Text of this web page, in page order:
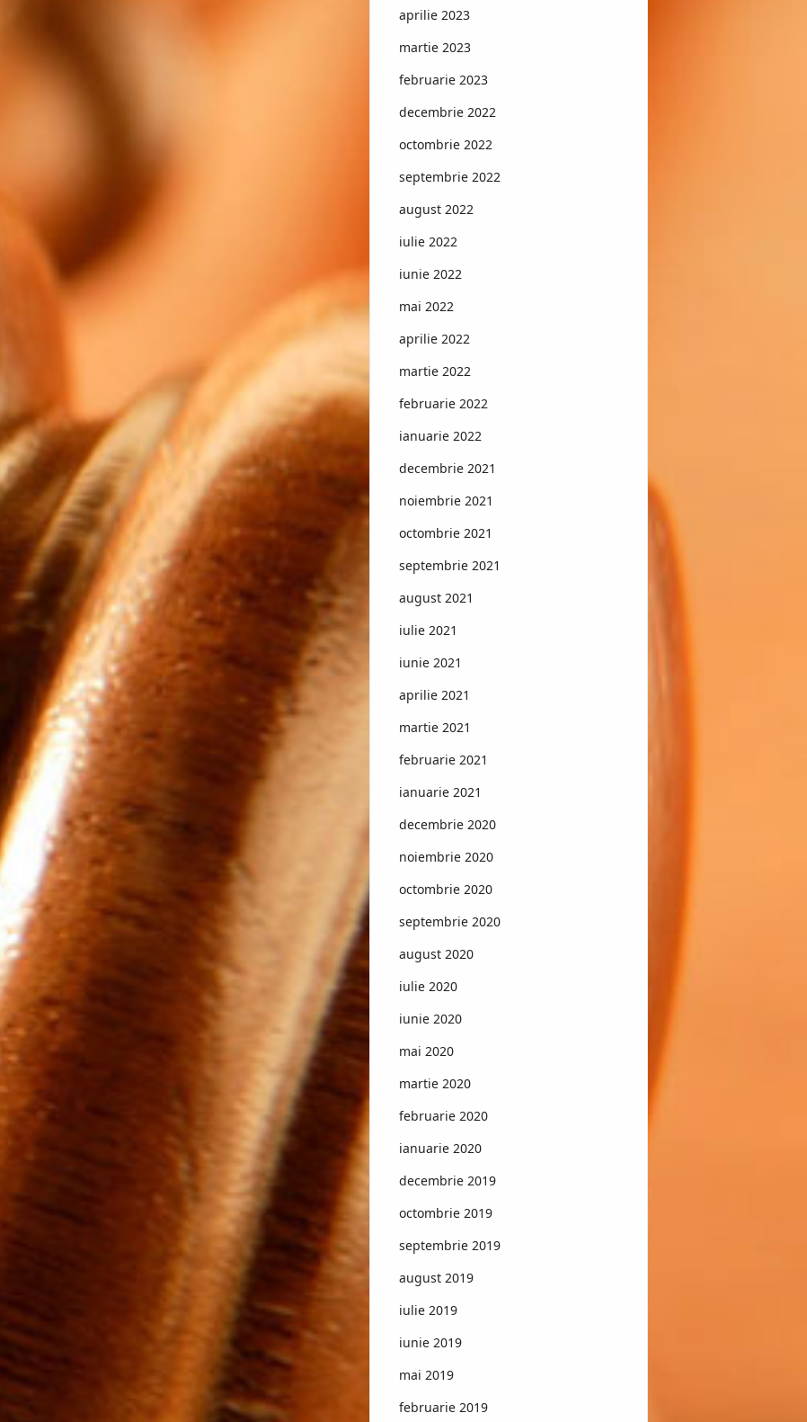
aprilie 2023
martie 2023
februarie 2023
decembrie 2022
octombrie 2022
septembrie 2022
august 2022
iulie 2022
iunie 2022
mai 2022
aprilie 2022
martie 2022
februarie 2022
ianuarie 2022
decembrie 2021
noiembrie 2021
octombrie 2021
septembrie 2021
august 2021
iulie 2021
iunie 2021
aprilie 2021
martie 2021
februarie 2021
ianuarie 2021
decembrie 2020
noiembrie 2020
octombrie 2020
septembrie 2020
august 2020
iulie 2020
iunie 2020
mai 2020
martie 2020
februarie 2020
ianuarie 2020
decembrie 2019
octombrie 2019
septembrie 2019
august 2019
iulie 2019
iunie 2019
mai 2019
februarie 2019